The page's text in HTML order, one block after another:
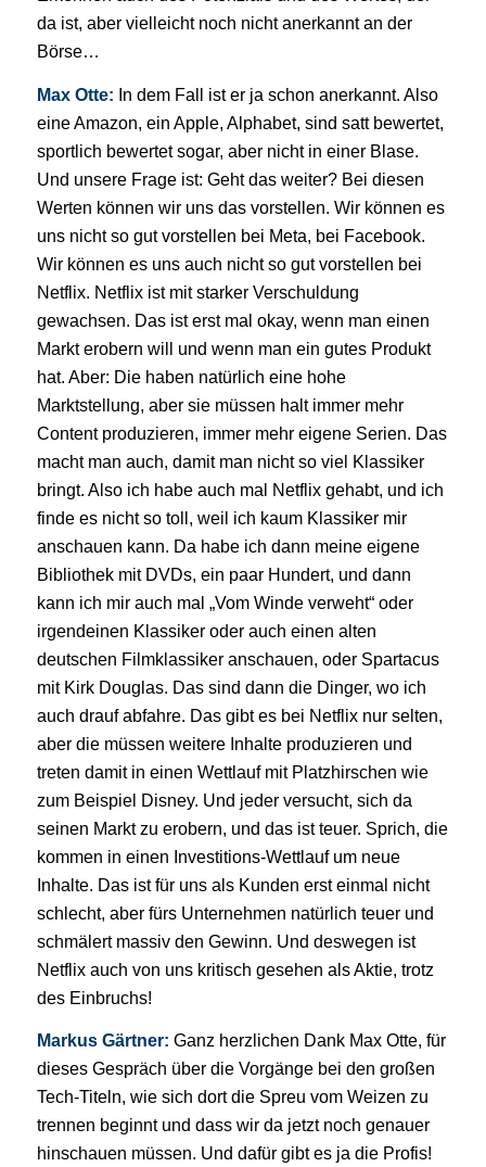
da ist, aber vielleicht noch nicht anerkannt an der
Börse…
Max Otte: In dem Fall ist er ja schon anerkannt. Also
eine Amazon, ein Apple, Alphabet, sind satt bewertet,
sportlich bewertet sogar, aber nicht in einer Blase.
Und unsere Frage ist: Geht das weiter? Bei diesen
Werten können wir uns das vorstellen. Wir können es
uns nicht so gut vorstellen bei Meta, bei Facebook.
Wir können es uns auch nicht so gut vorstellen bei
Netflix. Netflix ist mit starker Verschuldung
gewachsen. Das ist erst mal okay, wenn man einen
Markt erobern will und wenn man ein gutes Produkt
hat. Aber: Die haben natürlich eine hohe
Marktstellung, aber sie müssen halt immer mehr
Content produzieren, immer mehr eigene Serien. Das
macht man auch, damit man nicht so viel Klassiker
bringt. Also ich habe auch mal Netflix gehabt, und ich
finde es nicht so toll, weil ich kaum Klassiker mir
anschauen kann. Da habe ich dann meine eigene
Bibliothek mit DVDs, ein paar Hundert, und dann
kann ich mir auch mal „Vom Winde verweht“ oder
irgendeinen Klassiker oder auch einen alten
deutschen Filmklassiker anschauen, oder Spartacus
mit Kirk Douglas. Das sind dann die Dinger, wo ich
auch drauf abfahre. Das gibt es bei Netflix nur selten,
aber die müssen weitere Inhalte produzieren und
treten damit in einen Wettlauf mit Platzhirschen wie
zum Beispiel Disney. Und jeder versucht, sich da
seinen Markt zu erobern, und das ist teuer. Sprich, die
kommen in einen Investitions-Wettlauf um neue
Inhalte. Das ist für uns als Kunden erst einmal nicht
schlecht, aber fürs Unternehmen natürlich teuer und
schmälert massiv den Gewinn. Und deswegen ist
Netflix auch von uns kritisch gesehen als Aktie, trotz
des Einbruchs!
Markus Gärtner: Ganz herzlichen Dank Max Otte, für
dieses Gespräch über die Vorgänge bei den großen
Tech-Titeln, wie sich dort die Spreu vom Weizen zu
trennen beginnt und dass wir da jetzt noch genauer
hinschauen müssen. Und dafür gibt es ja die Profis!